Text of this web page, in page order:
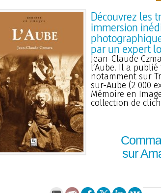
Découvrez les
immersion
par un expert
Jean-Claude
l’Aube. Il a
notamment sur
sur-Aube (2 000
Mémoire en
collection de
sur